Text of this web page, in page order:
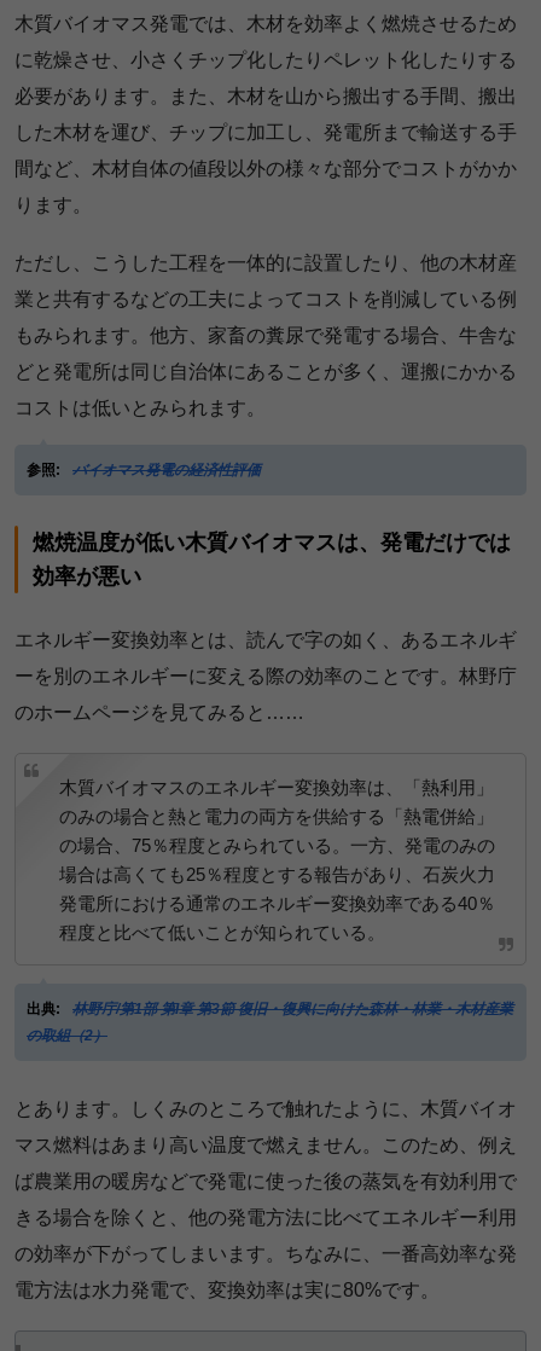
木質バイオマス発電では、木材を効率よく燃焼させるため
に乾燥させ、小さくチップ化したりペレット化したりする
必要があります。また、木材を山から搬出する手間、搬出
した木材を運び、チップに加工し、発電所まで輸送する手
間など、木材自体の値段以外の様々な部分でコストがかか
ります。
ただし、こうした工程を一体的に設置したり、他の木材産
業と共有するなどの工夫によってコストを削減している例
もみられます。他方、家畜の糞尿で発電する場合、牛舎な
どと発電所は同じ自治体にあることが多く、運搬にかかる
コストは低いとみられます。
参照: バイオマス発電の経済性評価
燃焼温度が低い木質バイオマスは、発電だけでは
効率が悪い
エネルギー変換効率とは、読んで字の如く、あるエネルギ
ーを別のエネルギーに変える際の効率のことです。林野庁
のホームページを見てみると……
木質バイオマスのエネルギー変換効率は、「熱利用」
のみの場合と熱と電力の両方を供給する「熱電併給」
の場合、75％程度とみられている。一方、発電のみの
場合は高くても25％程度とする報告があり、石炭火力
発電所における通常のエネルギー変換効率である40％
程度と比べて低いことが知られている。
出典:
林野庁/第1部 第I章 第3節 復旧・復興に向けた森林・林業・木材産業
の取組（2）
とあります。しくみのところで触れたように、木質バイオ
マス燃料はあまり高い温度で燃えません。このため、例え
ば農業用の暖房などで発電に使った後の蒸気を有効利用で
きる場合を除くと、他の発電方法に比べてエネルギー利用
の効率が下がってしまいます。ちなみに、一番高効率な発
電方法は水力発電で、変換効率は実に80%です。